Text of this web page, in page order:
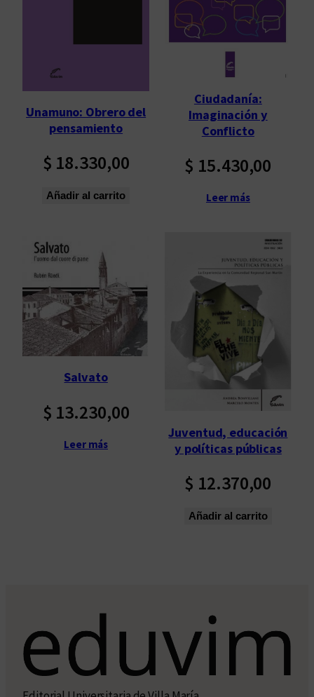
Unamuno: Obrero del
pensamiento
$ 18.330,00
Añadir al carrito
Ciudadanía:
Imaginación y
Conflicto
$ 15.430,00
Leer más
Salvato
$ 13.230,00
Leer más
Juventud, educación
y políticas públicas
$ 12.370,00
Añadir al carrito